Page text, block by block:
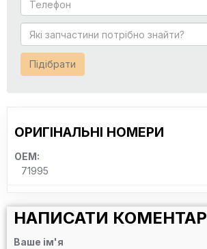
Підібрати
ОРИГІНАЛЬНІ НОМЕРИ
OEM:
71995
НАПИСАТИ КОМЕНТАР
Ваше ім'я